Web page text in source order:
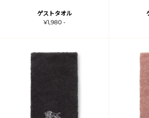
ゲストタオル
¥1,980 -